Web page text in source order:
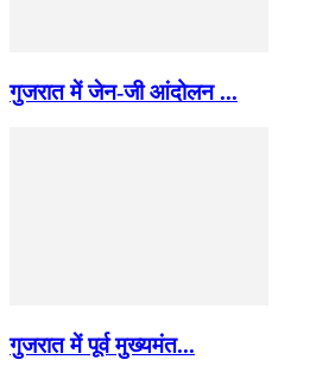
गुजरात में जेन-जी आंदोलन ...
गुजरात में पूर्व मुख्यमंत...